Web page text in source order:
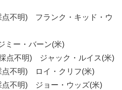
不明) フランク・キッド・ウ
ー・バーン(米)
点不明) ジャック・ルイス(米)
不明) ロイ・クリフ(米)
不明) ジョー・ウッズ(米)